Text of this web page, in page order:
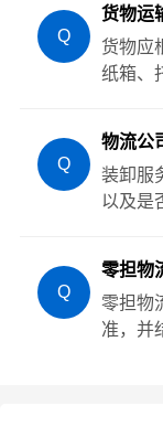
Q
货物运
货物应
纸箱、
Q
物流公
装卸服
以及是
Q
零担物
零担物
准，并